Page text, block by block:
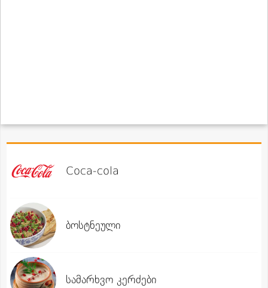
Coca-cola
ბოსტნეული
სამარხვო კერძები